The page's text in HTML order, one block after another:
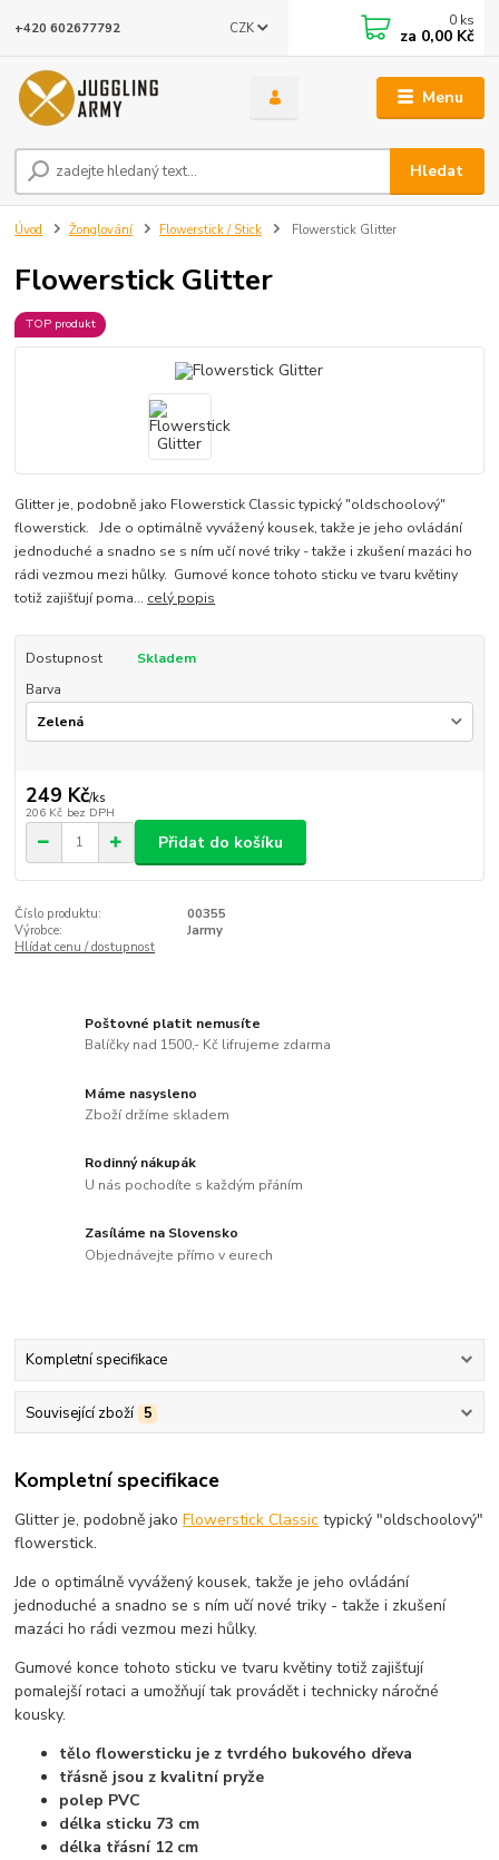
Menu
CZK
Hledat
+420 602677792 0 ks
za 0,00 Kč
Úvod Žonglování Flowerstick / Stick Flowerstick Glitter
Flowerstick Glitter
TOP produkt
Glitter je, podobně jako Flowerstick Classic typický "oldschoolový"
flowerstick. Jde o optimálně vyvážený kousek, takže je jeho ovládání
jednoduché a snadno se s ním učí nové triky - takže i zkušení mazáci ho
rádi vezmou mezi hůlky. Gumové konce tohoto sticku ve tvaru květiny
totiž zajišťují poma... celý popis
Dostupnost
Skladem
Barva
249 Kč/ks
206 Kč bez DPH
Přidat do košíku
Číslo produktu:
00355
Výrobce:
Jarmy
Hlídat cenu / dostupnost
Poštovné platit nemusíte
Balíčky nad 1500,- Kč lifrujeme zdarma
Máme nasysleno
Zboží držíme skladem
Rodinný nákupák
U nás pochodíte s každým přáním
Zasíláme na Slovensko
Objednávejte přímo v eurech
Kompletní specifikace
Související zboží 5
Kompletní specifikace
Glitter je, podobně jakoFlowerstick Classic typický "oldschoolový"
flowerstick.
Jde o optimálně vyvážený kousek, takže je jeho ovládání
jednoduché a snadno se s ním učí nové triky - takže i zkušení
mazáci ho rádi vezmou mezi hůlky.
Gumové konce tohoto sticku ve tvaru květiny totiž zajišťují
pomalejší rotaci a umožňují tak provádět i technicky náročné
kousky.
tělo flowersticku je z tvrdého bukového dřeva
třásně jsou z kvalitní pryže
polep PVC
délka sticku 73 cm
délka třásní 12 cm